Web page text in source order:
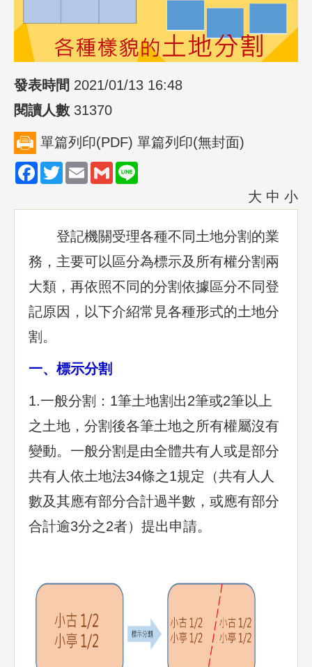
發表時間 2021/01/13 16:48
閱讀人數 31370
單篇列印(PDF) 單篇列印(無封面)
Facebook
TwitterEmailGmail
大 中 小
登記機關受理各種不同土地分割的業
務，主要可以區分為標示及所有權分割兩
大類，再依照不同的分割依據區分不同登
記原因，以下介紹常見各種形式的土地分
割。
一、標示分割
1.一般分割：1筆土地割出2筆或2筆以上
之土地，分割後各筆土地之所有權屬沒有
變動。一般分割是由全體共有人或是部分
共有人依土地法34條之1規定（共有人人
數及其應有部分合計過半數，或應有部分
合計逾3分之2者）提出申請。